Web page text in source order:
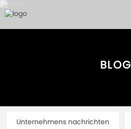
BLOG
Unternehmens nachrichten